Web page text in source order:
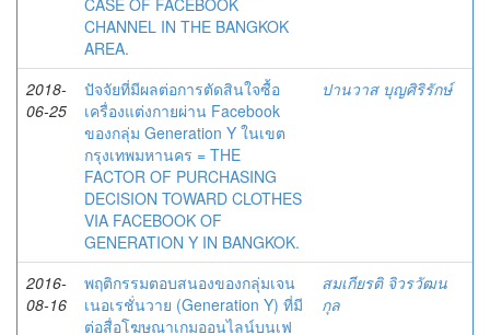
CASE OF FACEBOOK
CHANNEL IN THE BANGKOK
AREA.
2018-
06-25
ปัจจัยที่มีผลต่อการตัดสินใจซื้อ
เครื่องแต่งกายผ่าน Facebook
ของกลุ่ม Generation Y ในเขต
กรุงเทพมหานคร = THE
FACTOR OF PURCHASING
DECISION TOWARD CLOTHES
VIA FACEBOOK OF
GENERATION Y IN BANGKOK.
ปานวาส บุญศิริรักษ์
2016-
08-16
พฤติกรรมตอบสนองของกลุ่มเจน
เนอเรชั่นวาย (Generation Y) ที่มี
ต่อสื่อโฆษณาเกมออนไลน์บนเฟ
สมเกียรติ จิวรวัฒน
กุล